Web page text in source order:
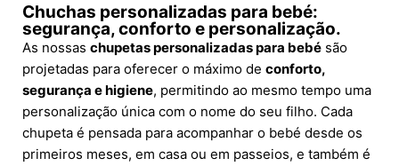
Chuchas personalizadas para bebé:
segurança, conforto e personalização.
As nossas chupetas personalizadas para bebé são
projetadas para oferecer o máximo de conforto,
segurança e higiene, permitindo ao mesmo tempo uma
personalização única com o nome do seu filho. Cada
chupeta é pensada para acompanhar o bebé desde os
primeiros meses, em casa ou em passeios, e também é